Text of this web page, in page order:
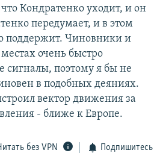
Кондратенко уходит, и он
передумает, и в этом
поддержит. Чиновники и
очень быстро
сигналы, поэтому я бы не
в подобных деяниях.
вектор движения за
- ближе к Европе.
без VPN Подпишитесь